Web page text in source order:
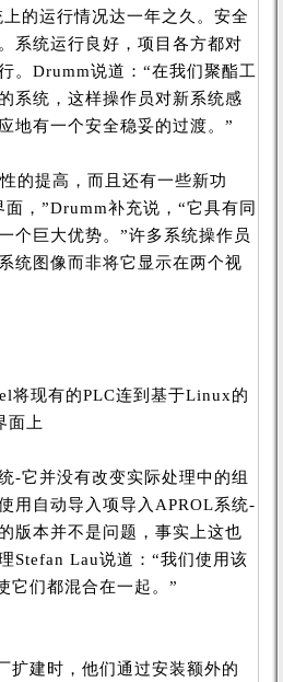
的运行情况达一年之久。安全
系统运行良好，项目各方都对
。Drumm说道：“在我们聚酯工
系统，这样操作员对新系统感
地有一个安全稳妥的过渡。”
的提高，而且还有一些新功
，”Drumm补充说，“它具有同
个巨大优势。”许多系统操作员
统图像而非将它显示在两个视
将现有的PLC连到基于Linux的
面上
-它并没有改变实际处理中的组
用自动导入项导入APROL系统-
版本并不是问题，事实上这也
Stefan Lau说道：“我们使用该
它们都混合在一起。”
扩建时，他们通过安装额外的